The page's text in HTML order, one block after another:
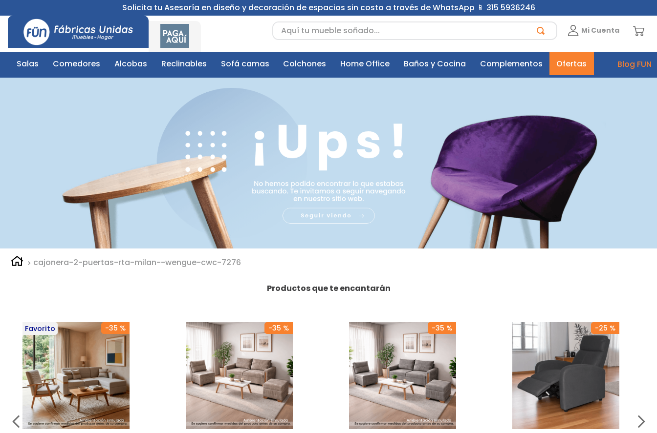
Solicita tu Asesoría en diseño y decoración de espacios sin costo a través de WhatsApp 📱 315 5936246
Aquí tu mueble soñado...
Mi Cuenta
Salas Comedores Alcobas Reclinables Sofá camas Colchones Home Office Baños y Cocina Complementos Ofertas Blog FUN
cajonera-2-puertas-rta-milan--wengue-cwc-7276
Productos que te encantarán
Favorito -35 % -35 % -35 % -25 %